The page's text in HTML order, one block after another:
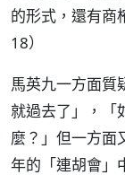
的形式，還有商
18）
馬英九一方面質
就過去了」，「
麼？」但一方面
年的「連胡會」